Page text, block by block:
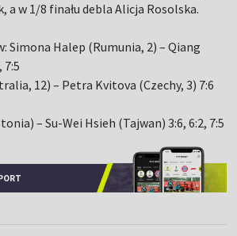
a w 1/8 finału debla Alicja Rosolska.
Simona Halep (Rumunia, 2) – Qiang
7:5
12) – Petra Kvitova (Czechy, 3) 7:6
– Su-Wei Hsieh (Tajwan) 3:6, 6:2, 7:5